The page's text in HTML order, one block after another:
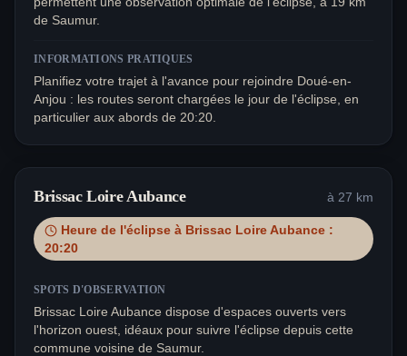
de Saumur.
INFORMATIONS PRATIQUES
Planifiez votre trajet à l'avance pour rejoindre Doué-en-
Anjou : les routes seront chargées le jour de l'éclipse, en
particulier aux abords de 20:20.
Brissac Loire Aubance à 27 km
Heure de l'éclipse à Brissac Loire Aubance :
20:20
SPOTS D'OBSERVATION
Brissac Loire Aubance dispose d'espaces ouverts vers
l'horizon ouest, idéaux pour suivre l'éclipse depuis cette
commune voisine de Saumur.